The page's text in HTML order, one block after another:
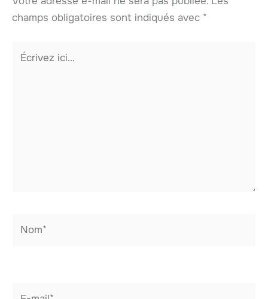
champs obligatoires sont indiqués avec *
Écrivez